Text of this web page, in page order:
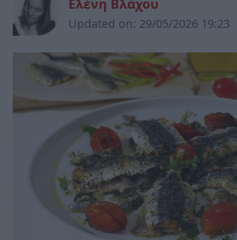
Ελένη Βλάχου
Updated on: 29/05/2026 19:23